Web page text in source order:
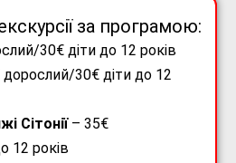
за програмою:
30€ діти до 12 років
дорослий/30€ діти до 12
Сітонії– 35€
12 років